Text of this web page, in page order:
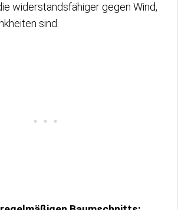
widerstandsfähiger gegen Wind,
sind.